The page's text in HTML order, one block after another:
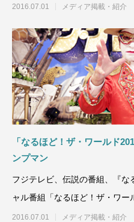
シ
2016.07.01 メディア掲載・紹介
「なるほど！ザ・ワールド
ンプマン
フジテレビ、伝説の番組、『
ャル番組「なるほど！ザ・ワー
21時～ 放送。
2016.07.01 メディア掲載・紹介